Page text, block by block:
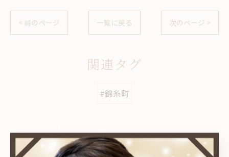
< 前のページ 一覧に戻る 次のページ >
関連タグ
#錦糸町
カテゴリー Categories